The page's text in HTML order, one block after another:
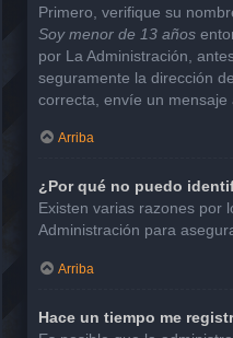
Primero, verifique su
Soy menor de 13 años
por La Administración,
seguramente la dirección
correcta, envíe un mensaje
Arriba
¿Por qué no puedo
Existen varias razones por
Administración para
Arriba
Hace un tiempo me